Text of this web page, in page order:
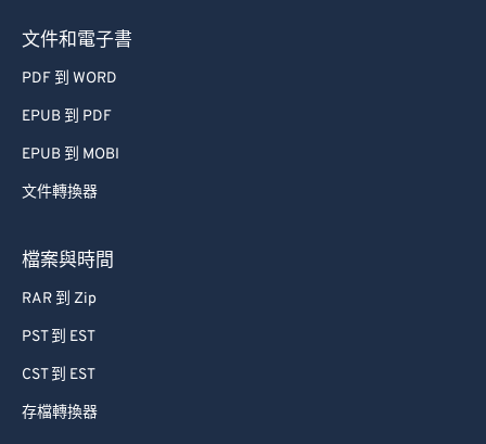
文件和電子書
PDF 到 WORD
EPUB 到 PDF
EPUB 到 MOBI
文件轉換器
檔案與時間
RAR 到 Zip
PST 到 EST
CST 到 EST
存檔轉換器